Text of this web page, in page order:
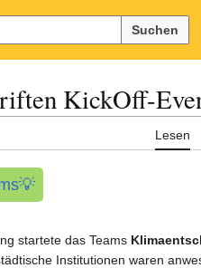
Suchen
KickOff-
Lesen
startete das Teams
Institutionen waren